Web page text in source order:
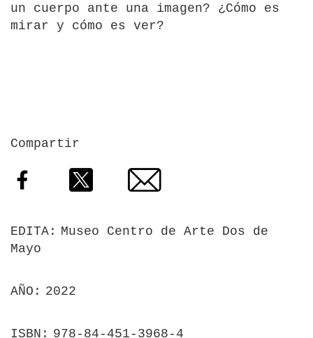
un cuerpo ante una imagen? ¿Cómo es
mirar y cómo es ver?
Compartir
Facebook Twitter Email
EDITA
Museo Centro de Arte Dos de
Mayo
AÑO 2022
ISBN 978-84-451-3968-4